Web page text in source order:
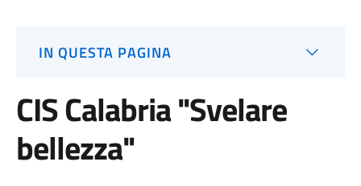
IN QUESTA PAGINA
CIS Calabria "Svelare
bellezza"